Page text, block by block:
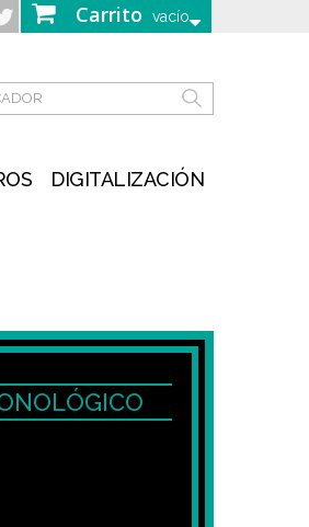
Carrito vacío
DIGITALIZACIÓN